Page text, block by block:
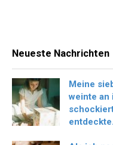
Neueste Nachrichten
Meine
weinte an
entdeckte.